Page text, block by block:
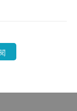
檢查貨品是否
品有任何殘缺
保留有效收據
列方式聯絡 健